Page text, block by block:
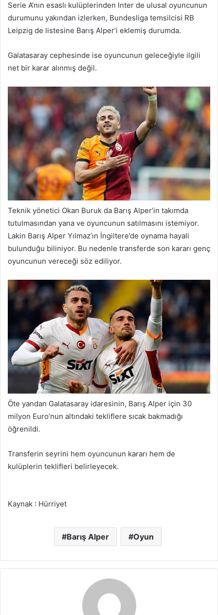
Serie A’nın esaslı kulüplerinden Inter de ulusal oyuncunun
durumunu yakından izlerken, Bundesliga temsilcisi RB
Leipzig de listesine Barış Alper’i eklemiş durumda.
Galatasaray cephesinde ise oyuncunun geleceğiyle ilgili
net bir karar alınmış değil.
Teknik yönetici Okan Buruk da Barış Alper’in takımda
tutulmasından yana ve oyuncunun satılmasını istemiyor.
Lakin Barış Alper Yılmaz’ın İngiltere’de oynama hayali
bulunduğu biliniyor. Bu nedenle transferde son kararı genç
oyuncunun vereceği söz ediliyor.
Öte yandan Galatasaray idaresinin, Barış Alper için 30
milyon Euro’nun altındaki tekliflere sıcak bakmadığı
öğrenildi.
Transferin seyrini hem oyuncunun kararı hem de
kulüplerin teklifleri belirleyecek.
Kaynak : Hürriyet
Barış Alper Oyun